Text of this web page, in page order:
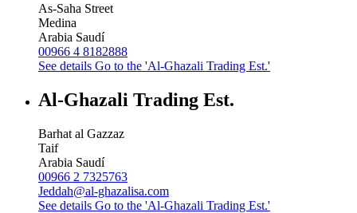
As-Saha Street
Medina
Arabia Saudí
00966 4 8182888
See details Go to the 'Al-Ghazali Trading Est.'
Al-Ghazali Trading Est.
Barhat al Gazzaz
Taif
Arabia Saudí
00966 2 7325763
Jeddah@al-ghazalisa.com
See details Go to the 'Al-Ghazali Trading Est.'